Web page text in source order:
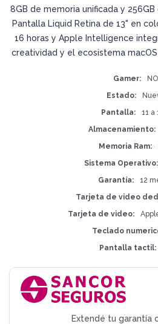
8GB de memoria unificada y
Pantalla Liquid Retina de 13" en
16 horas y Apple Intelligence
creatividad y el ecosistema
Gamer
NO
Estado
Pantalla
11 a
Almacenamiento
Memoria Ram
Sistema Operativo
Garantía
12
Tarjeta de video
Tarjeta de video
Teclado
Pantalla tactil
Extendé tu garantía